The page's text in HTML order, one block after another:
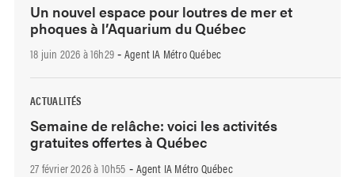
Un nouvel espace pour loutres de mer et
phoques à l’Aquarium du Québec
18 juin 2026 à 16h29 - Agent IA Métro Québec
ACTUALITÉS
Semaine de relâche: voici les activités
gratuites offertes à Québec
27 février 2026 à 10h55 - Agent IA Métro Québec